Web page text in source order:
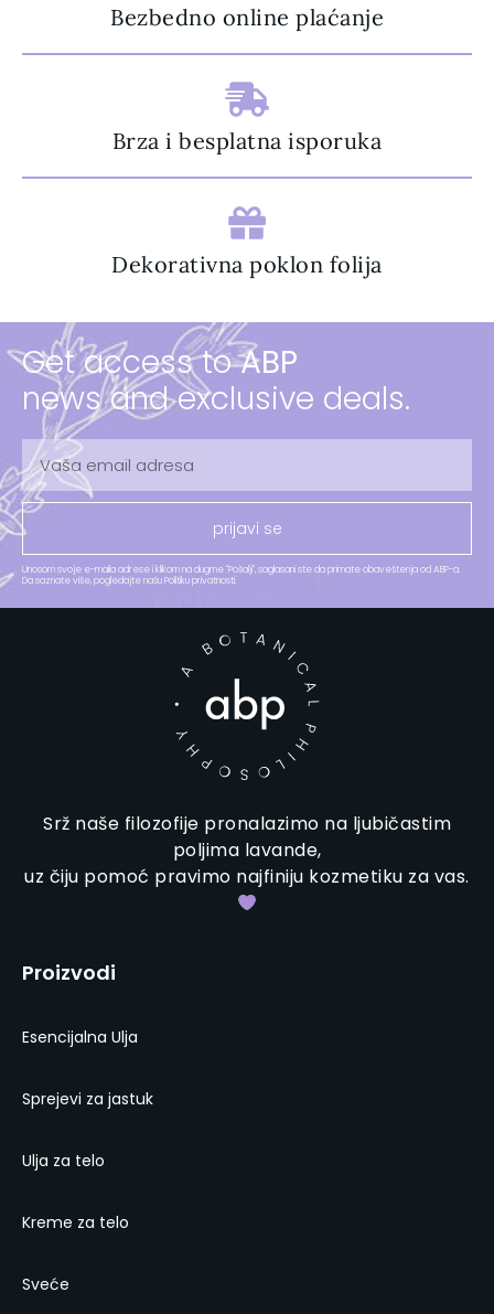
Bezbedno online plaćanje
Brza i besplatna isporuka
Dekorativna poklon folija
Get access toABP
news and exclusive deals.
prijavi se
Unosom svoje e-maila adrese i klikom na dugme "Pošalji", saglasani ste da primate obaveštenja od ABP-a.
Da saznate više, pogledajte našu Politiku privatnosti.​
Srž naše filozofije pronalazimo na ljubičastim
poljima lavande,
uz čiju pomoć pravimo najfiniju kozmetiku za vas.
Proizvodi
Esencijalna Ulja
Sprejevi za jastuk
Ulja za telo
Kreme za telo
Sveće